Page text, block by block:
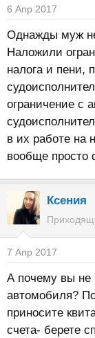
т
е
м
ы
ч
а
л
а
6 Апр 2017
Однажды муж
Наложили
налога и пени,
ограничение с
в их работе на
вообще просто
Ксения
7 Апр 2017
А почему вы не
автомобиля?
приносите
счета- берете